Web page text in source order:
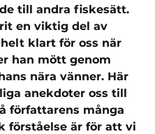
till andra fiskesätt.
en viktig del av
klart för oss när
han mött genom
nära vänner. Här
anekdoter oss till
författarens många
förståelse är för att vi